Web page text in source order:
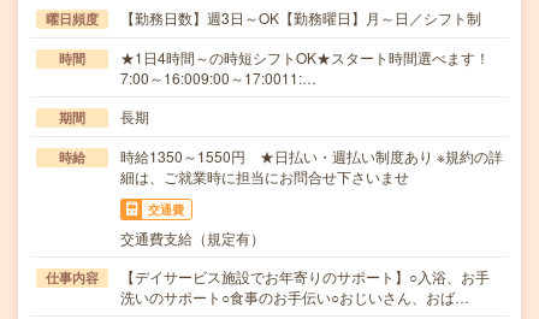
曜日頻度 【勤務日数】週3日～OK【勤務曜日】月～日／シフト制
時間
★1日4時間～の時短シフトOK★スタート時間選べます！
7:00～16:009:00～17:0011:…
期間 長期
時給
時給1350～1550円 ★日払い・週払い制度あり ※規約の詳
細は、ご就業時に担当にお問合せ下さいませ
交通費
交通費支給（規定有）
仕事内容
【デイサービス施設でお年寄りのサポート】○入浴、お手
洗いのサポート○食事のお手伝い○おじいさん、おば…